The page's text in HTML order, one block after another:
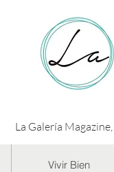
La Galería
Vivir Bien